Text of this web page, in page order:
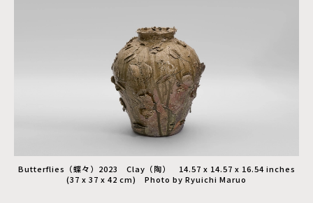
Butterflies（蝶々）2023 Clay（陶） 14.57 x 14.57 x 16.54 inches
(37 x 37 x 42 cm) Photo by Ryuichi Maruo